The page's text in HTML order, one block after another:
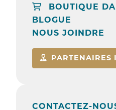
BOUTIQUE
BLOGUE
NOUS JOINDRE
PARTENAIRES
CONTACTEZ-